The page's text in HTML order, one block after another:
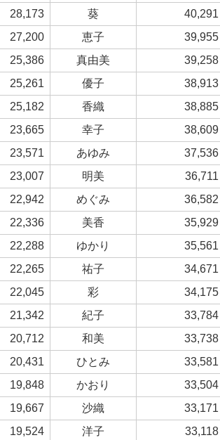
28,173 葵
40,291
27,200 恵子
39,955
25,386 真由美
39,258
25,261 優子
38,913
25,182 香織
38,885
23,665 幸子
38,609
23,571 あゆみ
37,536
23,007 明美
36,711
22,942 めぐみ
36,582
22,336 美香
35,929
22,288 ゆかり
35,561
22,265 祐子
34,671
22,045 彩
34,175
21,342 紀子
33,784
20,712 和美
33,738
20,431 ひとみ
33,581
19,848 かおり
33,504
19,667 沙織
33,171
19,524 洋子
33,118